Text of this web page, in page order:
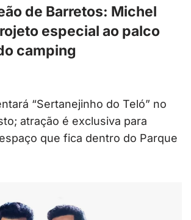
de Barretos: Michel
especial ao palco
camping
“Sertanejinho do Teló” no
atração é exclusiva para
que fica dentro do Parque